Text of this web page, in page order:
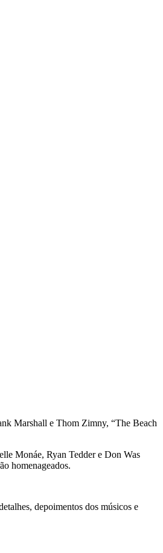
Marshall e Thom Zimny, “The Beach
Monáe, Ryan Tedder e Don Was
homenageados.
depoimentos dos músicos e